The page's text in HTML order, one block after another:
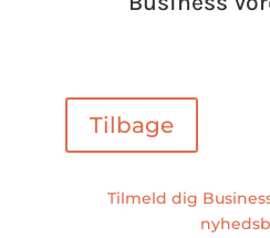
Tilbage
Tilmeld dig